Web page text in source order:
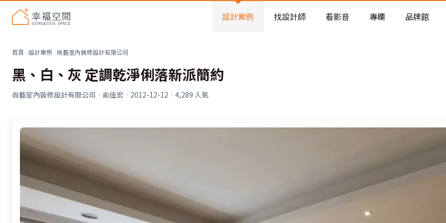
看不見的居家風險和翻新關鍵
老屋預算分配與高 CP 值煥新術
設計案例 找設計師 看影音 專欄 品牌館
首頁 設計案例 尚藝室內裝修設計有限公司
黑、白、灰 定調乾淨俐落新派簡約
尚藝室內裝修設計有限公司 · 俞佳宏 · 2012-12-12 · 4,289 人氣